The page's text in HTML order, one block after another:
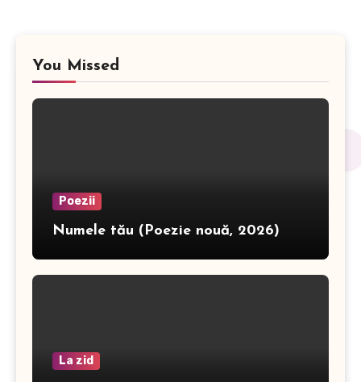
You Missed
Poezii
Numele tău (Poezie nouă, 2026)
La zid